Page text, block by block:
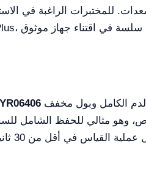
للمختبرات الراغبة في